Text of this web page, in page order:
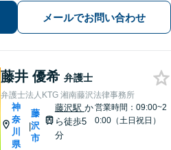
ストップサービスを提供しています。
お気軽にご相談ください。
メールでお問い合わせ
藤井 優希 弁護士
弁護士法人KTG 湘南藤沢法律事務所
神
奈
川
県
|
藤
沢
市
藤沢駅 か
ら徒歩5
分
営業時間：09:00~2
0:00（土日祝日）